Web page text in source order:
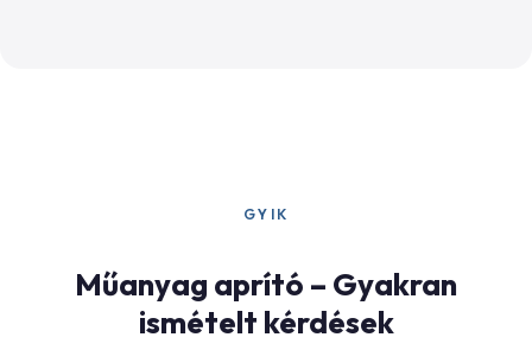
GYIK
Műanyag aprító – Gyakran
ismételt kérdések